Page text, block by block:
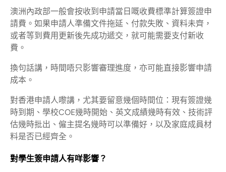
澳洲內政部一般會按收到申請當日嘅收費標準計算簽證申
請費。如果申請人準備文件拖延、付款失敗、資料未齊，
或者等到費用更新後先成功遞交，就可能需要支付新收
費。
換句話講，時間唔只影響審理進度，亦可能直接影響申請
成本。
對香港申請人嚟講，尤其要留意幾個時間位：現有簽證幾
時到期、學校COE幾時開始、英文成績幾時有效、技術評
估幾時批出、僱主提名幾時可以準備好，以及家庭成員材
料是否已經齊全。
對學生簽申請人有咩影響？